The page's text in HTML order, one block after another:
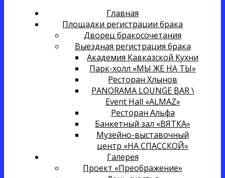
Главная
Площадки регистрации брака
Дворец бракосочетания
Выездная регистрация брака
Академия Кавказской Кухни
Парк-холл «МЫ ЖЕ НА ТЫ»
Ресторан Хлынов
PANORAMA LOUNGE BAR \
Event Hall «ALMAZ»
Ресторан Альфа
Банкетный зал «ВЯТКА»
Музейно-выставочный
центр «НА СПАССКОЙ»
Галерея
Проект «Преображение»